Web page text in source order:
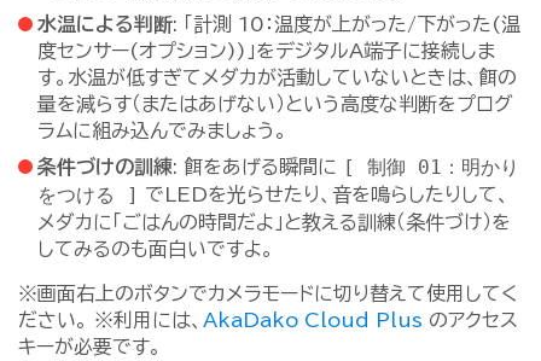
水温による判断: 「計測 10：温度が上がった/下がった(温
度センサー(オプション))」をデジタルA端子に接続しま
す。水温が低すぎてメダカが活動していないときは、餌の
量を減らす（またはあげない）という高度な判断をプログ
ラムに組み込んでみましょう。
条件づけの訓練: 餌をあげる瞬間に
[ 制御 01：明かり
をつける ]
でLEDを光らせたり、音を鳴らしたりして、
メダカに「ごはんの時間だよ」と教える訓練（条件づけ）を
してみるのも面白いですよ。
※画面右上のボタンでカメラモードに切り替えて使用してく
ださい。 ※利用には、 AkaDako Cloud Plus のアクセス
キーが必要です。